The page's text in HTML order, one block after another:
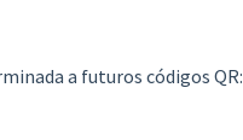
a futuros códigos QR: